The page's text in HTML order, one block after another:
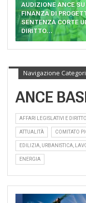
AUDIZIONE ANCE SU
FINANZA DI
SENTENZA CORTE
DIRITTO…
Navigazione
ANCE
AFFARI LEGISLATIVI E
ATTUALITÀ COMITATO
EDILIZIA, URBANISTICA,
ENERGIA